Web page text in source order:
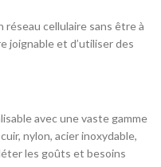
réseau cellulaire sans être à
joignable et d’utiliser des
avec une vaste gamme
nylon, acier inoxydable,
les goûts et besoins